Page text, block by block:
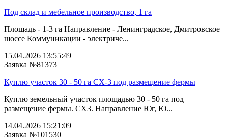
Под склад и мебельное производство, 1 га
Площадь - 1-3 га Направление - Ленинградское, Дмитровское
шоссе Коммуникации - электриче...
15.04.2026 13:55:49
Заявка №81373
Куплю участок 30 - 50 га СХ-3 под размещение фермы
Куплю земельный участок площадью 30 - 50 га под
размещение фермы. СХ3. Направление Юг, Ю...
14.04.2026 15:21:09
Заявка №101530